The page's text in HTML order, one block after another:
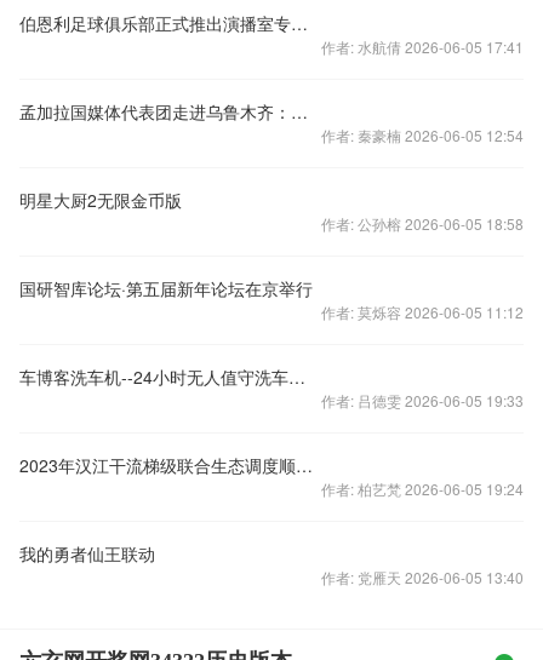
伯恩利足球俱乐部正式推出演播室专题片
作者: 水航倩 2026-06-05 17:41
孟加拉国媒体代表团走进乌鲁木齐：和想象中很不一样
作者: 秦豪楠 2026-06-05 12:54
明星大厨2无限金币版
作者: 公孙榕 2026-06-05 18:58
国研智库论坛·第五届新年论坛在京举行
作者: 莫烁容 2026-06-05 11:12
车博客洗车机--24小时无人值守洗车行业的开拓者
作者: 吕德雯 2026-06-05 19:33
2023年汉江干流梯级联合生态调度顺利实施
作者: 柏艺梵 2026-06-05 19:24
我的勇者仙王联动
作者: 党雁天 2026-06-05 13:40